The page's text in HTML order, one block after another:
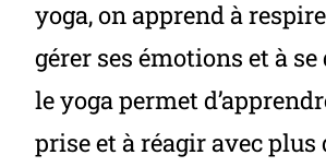
yoga, on apprend à
gérer ses émotions et à se
le yoga permet
prise et à réagir avec plus